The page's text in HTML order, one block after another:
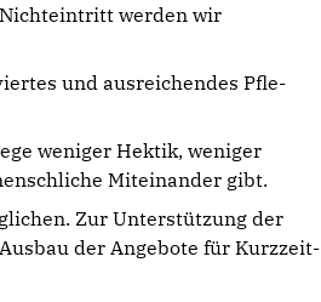
werden wir
und ausreichendes Pfle­
weniger Hektik, weni­ger
Miteinander gibt.
Zur Unterstützung der
der Angebote für Kurzzeit-